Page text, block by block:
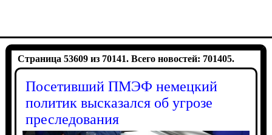
Страница 53609 из 70141. Всего новостей: 701405.
Посетивший ПМЭФ немецкий
политик высказался об угрозе
преследования